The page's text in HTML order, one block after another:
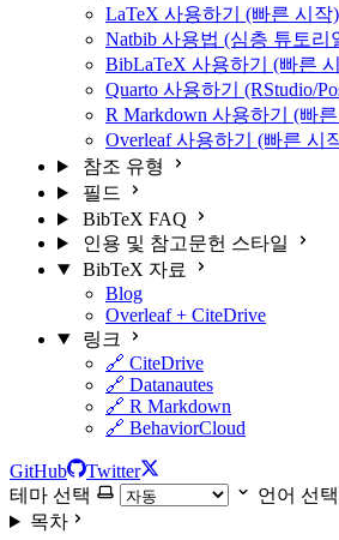
LaTeX 사용하기 (빠른 시작)
Natbib 사용법 (심층 튜토리
BibLaTeX 사용하기 (빠른
Quarto 사용하기 (RStudio/
R Markdown 사용하기 (빠
Overleaf 사용하기 (빠른 시
참조 유형
필드
BibTeX FAQ
인용 및 참고문헌 스타일
BibTeX 자료
Blog
Overleaf + CiteDrive
링크
🔗 CiteDrive
🔗 Datanautes
🔗 R Markdown
🔗 BehaviorCloud
GitHub
Twitter
테마 선택
언어 선택
목차